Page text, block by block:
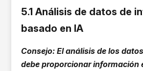
5.1 Análisis de datos de
basado en IA
Consejo: El análisis de los
debe proporcionar información